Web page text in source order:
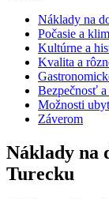
Náklady na
Počasie a
Kultúrne a
Kvalita a
Bezpečnosť
Možnosti
Záverom
Náklady na
Turecku